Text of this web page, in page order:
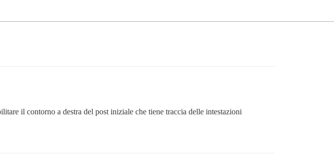
il contorno a destra del post iniziale che tiene traccia delle intestazioni